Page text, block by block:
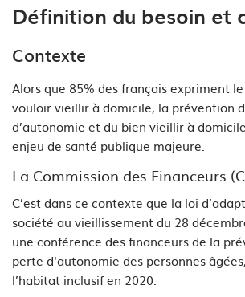
Définition du besoin et
Contexte
Alors que 85% des français expriment
vouloir vieillir à domicile, la prévention
d’autonomie et du bien vieillir à
enjeu de santé publique majeure.
La Commission des Financeurs
C’est dans ce contexte que la loi
société au vieillissement du 28
une conférence des financeurs de la
perte d'autonomie des personnes
l’habitat inclusif en 2020.